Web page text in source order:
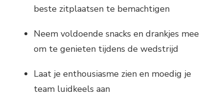
beste zitplaatsen te bemachtigen
Neem voldoende snacks en drankjes mee
om te genieten tijdens de wedstrijd
Laat je enthousiasme zien en moedig je
team luidkeels aan